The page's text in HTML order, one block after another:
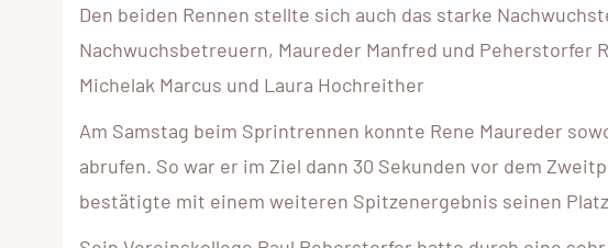
Den beiden Rennen stellte sich auch das starke
Nachwuchsbetreuern, Maureder Manfred und Peherstorfer
Michelak Marcus und Laura Hochreither
Am Samstag beim Sprintrennen konnte Rene Maureder
abrufen. So war er im Ziel dann 30 Sekunden vor dem
bestätigte mit einem weiteren Spitzenergebnis seinen